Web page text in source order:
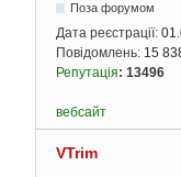
Поза форумом
Дата реєстрації:
Повідомлень: 15
Репутація: 13496
вебсайт
VTrim